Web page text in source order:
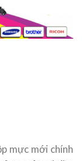
mực mới chính